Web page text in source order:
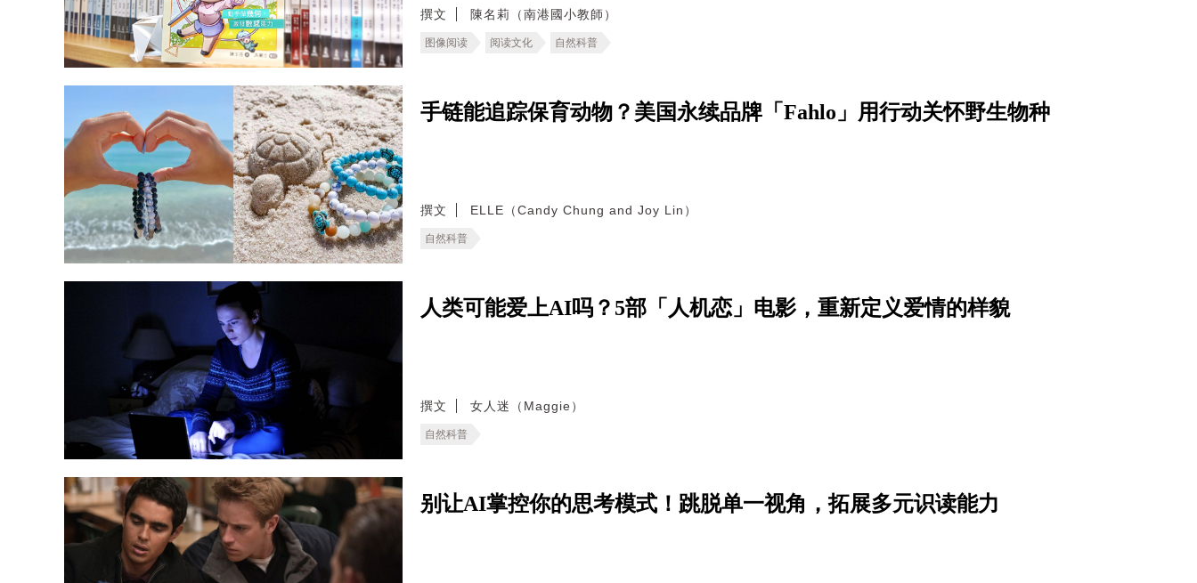
撰文 陳名莉（南港國小教師）
图像阅读 阅读文化 自然科普
手链能追踪保育动物？美国永续品牌「Fahlo」用行动关怀野生物种
撰文 ELLE（Candy Chung and Joy Lin）
自然科普
人类可能爱上AI吗？5部「人机恋」电影，重新定义爱情的样貌
撰文 女人迷（Maggie）
自然科普
别让AI掌控你的思考模式！跳脱单一视角，拓展多元识读能力